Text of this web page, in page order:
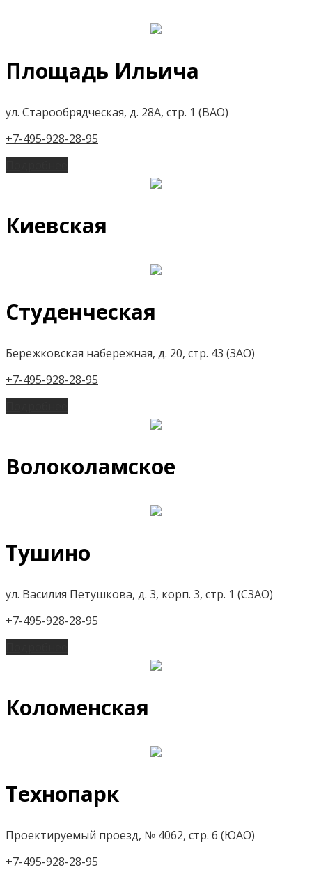
Площадь Ильича
ул. Старообрядческая, д. 28А, стр. 1 (ВАО)
+7-495-928-28-95
Киевская
Студенческая
Бережковская набережная, д. 20, стр. 43 (ЗАО)
+7-495-928-28-95
Волоколамское
Тушино
ул. Василия Петушкова, д. 3, корп. 3, стр. 1 (СЗАО)
+7-495-928-28-95
Коломенская
Технопарк
Проектируемый проезд, № 4062, стр. 6 (ЮАО)
+7-495-928-28-95